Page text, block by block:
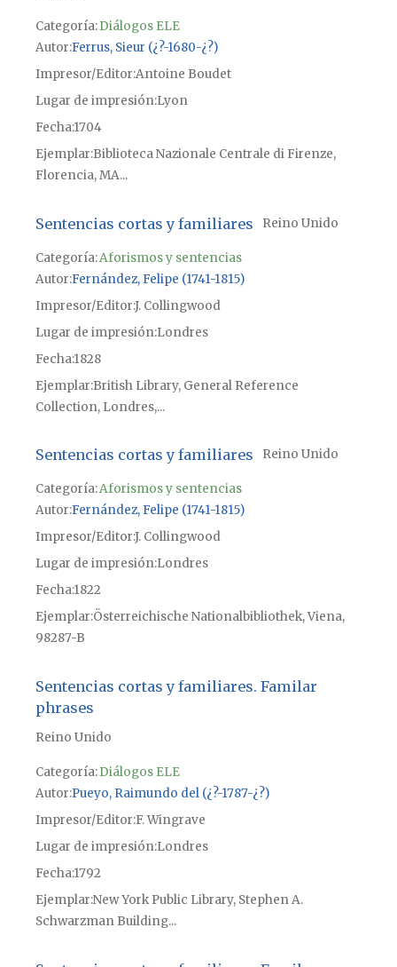
Categoría:Diálogos ELE
Autor Ferrus, Sieur (¿?-1680-¿?)
Impresor/Editor Antoine Boudet
Lugar de impresiónLyon
Fecha1704
Ejemplar Biblioteca Nazionale Centrale di Firenze,
Florencia, MA...
Sentencias cortas y familiares Reino Unido
Categoría:Aforismos y sentencias
Autor Fernández, Felipe (1741-1815)
Impresor/EditorJ. Collingwood
Lugar de impresiónLondres
Fecha1828
Ejemplar British Library, General Reference
Collection, Londres,...
Sentencias cortas y familiares Reino Unido
Categoría:Aforismos y sentencias
Autor Fernández, Felipe (1741-1815)
Impresor/EditorJ. Collingwood
Lugar de impresiónLondres
Fecha1822
Ejemplar Österreichische Nationalbibliothek, Viena,
98287-B
Sentencias cortas y familiares. Familar
phrases
Reino Unido
Categoría:Diálogos ELE
Autor Pueyo, Raimundo del (¿?-1787-¿?)
Impresor/Editor F. Wingrave
Lugar de impresiónLondres
Fecha1792
Ejemplar New York Public Library, Stephen A.
Schwarzman Building...